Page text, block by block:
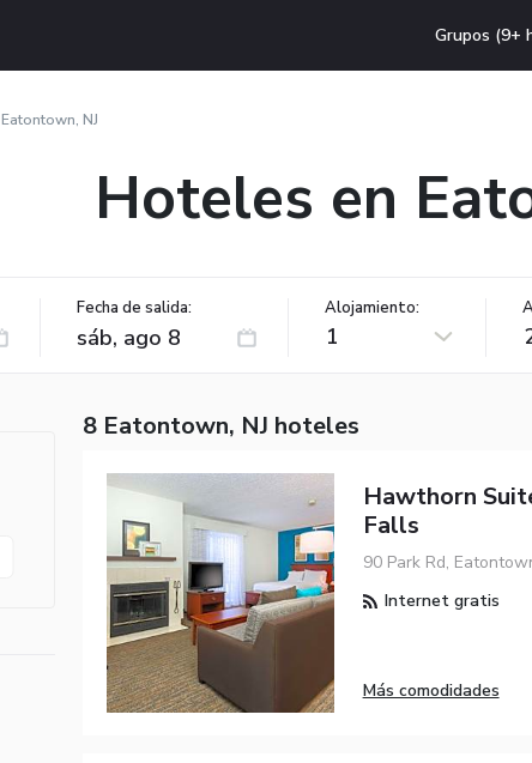
Grupos (9+
Eatontown, NJ
Hoteles en
Fecha de salida: Alojamiento:
1
8 Eatontown, NJ hoteles
Hawthorn
Falls
90 Park Rd,
Internet gratis
Más comodidades